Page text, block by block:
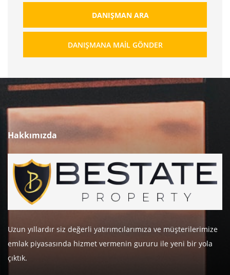
DANIŞMAN ARA
DANIŞMANA MAIL GÖNDER
Hakkımızda
Uzun yıllardır siz değerli yatırımcılarımıza ve müşterilerimize
emlak piyasasında hizmet vermenin gururu ile yeni bir yola
çıktık.